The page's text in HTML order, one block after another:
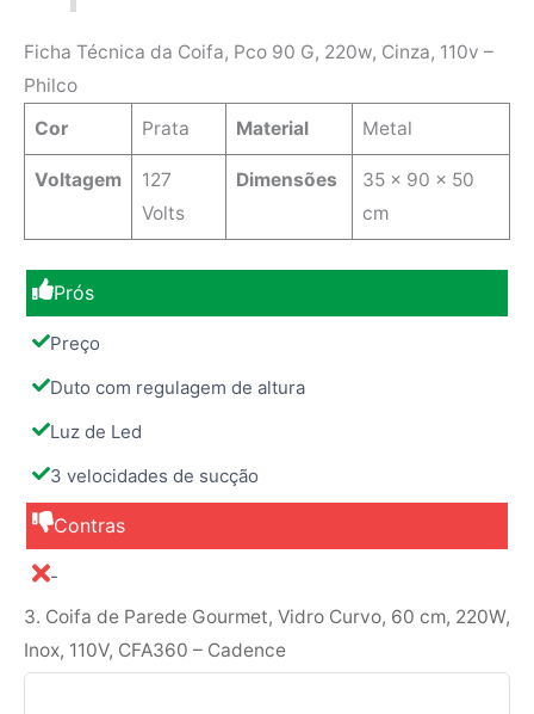
Ficha Técnica da Coifa, Pco 90 G, 220w, Cinza, 110v –
Philco
Cor
Prata Material Metal
Voltagem
127
Volts
Dimensões
35 x 90 x 50
cm
Prós
Preço
Duto com regulagem de altura
Luz de Led
3 velocidades de sucção
Contras
-
3. Coifa de Parede Gourmet, Vidro Curvo, 60 cm, 220W,
Inox, 110V, CFA360 – Cadence